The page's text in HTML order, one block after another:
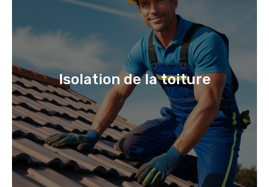
Isolation de la toiture